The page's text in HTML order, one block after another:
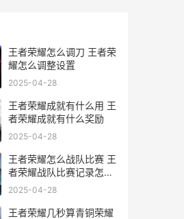
王者荣耀怎么调刀 王者荣
耀怎么调整设置
2025-04-28
王者荣耀成就有什么用 王
者荣耀成就有什么奖励
2025-04-28
王者荣耀怎么战队比赛 王
者荣耀战队比赛记录怎么
隐藏
2025-04-28
王者荣耀几秒算青铜荣耀